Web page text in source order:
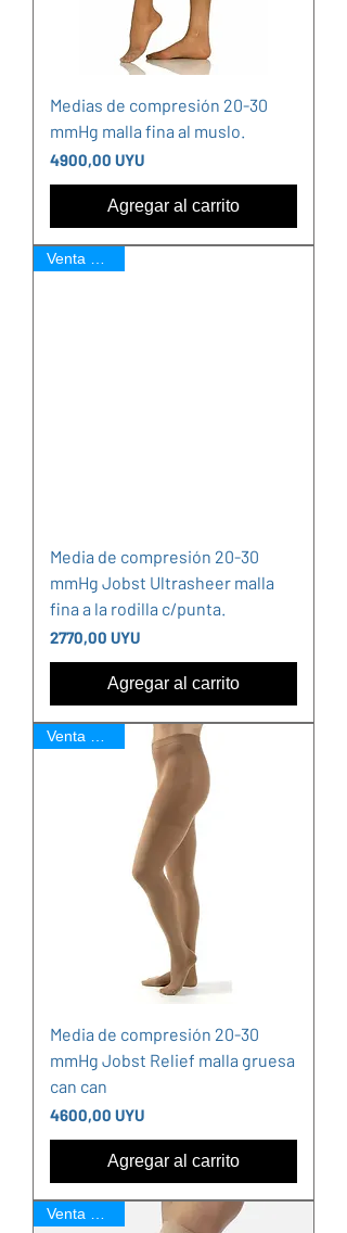
Medias de compresión 20-30
mmHg malla fina al muslo.
Precio
4900,00 UYU
Agregar al carrito
Media de compresión 20-30
mmHg Jobst Ultrasheer malla
fina a la rodilla c/punta.
Precio
2770,00 UYU
Agregar al carrito
Media de compresión 20-30
mmHg Jobst Relief malla gruesa
can can
Precio
4600,00 UYU
Agregar al carrito